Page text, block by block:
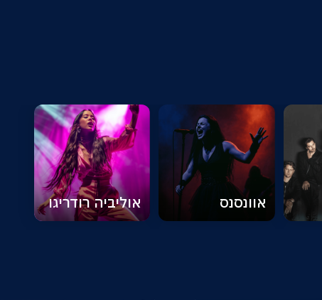
אוונסנס אוליביה רודריגו